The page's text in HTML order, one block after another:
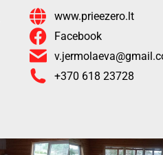
www.prieezero.lt
Facebook
+370 618 23728